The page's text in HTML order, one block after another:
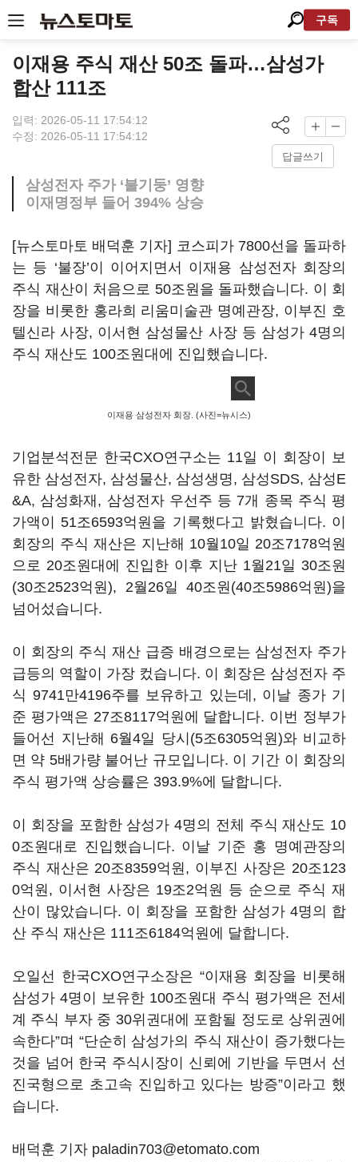
구독
이재용 주식 재산 50조 돌파…삼성가
합산 111조
입력: 2026-05-11 17:54:12
수정: 2026-05-11 17:54:12
답글쓰기
삼성전자 주가 ‘불기둥’ 영향
이재명정부 들어 394% 상승
[뉴스토마토 배덕훈 기자] 코스피가 7800선을 돌파하
는 등 ‘불장’이 이어지면서 이재용 삼성전자 회장의
주식 재산이 처음으로 50조원을 돌파했습니다. 이 회
장을 비롯한 홍라희 리움미술관 명예관장, 이부진 호
텔신라 사장, 이서현 삼성물산 사장 등 삼성가4명의
주식 재산도 100조원대에 진입했습니다.
이재용 삼성전자 회장. (사진=뉴시스)
기업분석전문 한국CXO연구소는 11일 이 회장이 보
유한 삼성전자, 삼성물산, 삼성생명, 삼성SDS, 삼성E
&A, 삼성화재 , 삼성전자 우선주 등 7개 종목 주식 평
가액이51조6593억원을 기록했다고 밝혔습니다. 이
회장의 주식 재산은 지난해 10월 10일 20조7178억원
으로 20조원대에 진입한 이후 지난 1월 21일 30조원
(30조2523억원), 2월 26일 40조원 (40조5986억원)을
넘어섰습니다.
이 회장의 주식 재산 급증 배경으로는 삼성전자 주가
급등의 역할이 가장 컸습니다. 이 회장은 삼성전자 주
식 9741만4196주를 보유하고 있는데 , 이날 종가 기
준 평가액은 27조8117억원에 달합니다. 이번 정부가
들어선 지난해 6월4일 당시 (5조6305억원)와 비교하
면 약 5배가량 불어난 규모입니다. 이 기간 이 회장의
주식 평가액 상승률은 393.9%에 달합니다.
이 회장을 포함한 삼성가 4명의 전체 주식 재산도 10
0조원대로 진입했습니다. 이날 기준 홍 명예관장의
주식 재산은 20조8359억원 , 이부진 사장은 20조123
0억원 , 이서현 사장은 19조2억원 등 순으로 주식 재
산이 많았습니다. 이 회장을 포함한 삼성가 4명의 합
산 주식 재산은 111조6184억원에 달합니다.
오일선 한국CXO연구소장은 “이재용 회장을 비롯해
삼성가 4명이 보유한 100조원대 주식 평가액은 전세
계 주식 부자 중 30위권대에 포함될 정도로 상위권에
속한다”며 “단순히 삼성가의 주식 재산이 증가했다는
것을 넘어 한국 주식시장이 신뢰에 기반을 두면서 선
진국형으로 초고속 진입하고 있다는 방증”이라고 했
습니다.
배덕훈 기자 paladin703@etomato.com